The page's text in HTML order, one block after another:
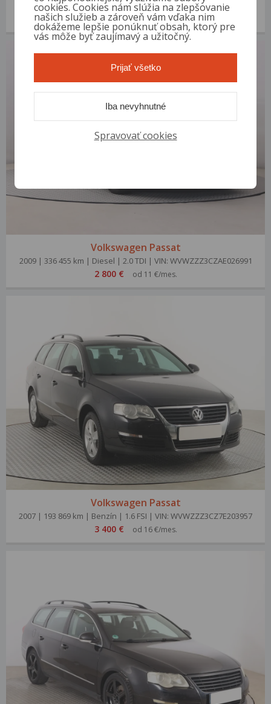
2006 | 253 868 km | Diesel | 2.0 TDI | VIN: WVWZZZ3CZ6P034163
3 000 € od 14 €/mes.
Volkswagen Passat
2009 | 336 455 km | Diesel | 2.0 TDI | VIN: WVWZZZ3CZAE026991
2 800 € od 11 €/mes.
Volkswagen Passat
2007 | 193 869 km | Benzín | 1.6 FSI | VIN: WVWZZZ3CZ7E203957
3 400 € od 16 €/mes.
cookies. Cookies nám slúžia na zlepšovanie
našich služieb a zároveň vám vďaka nim
dokážeme lepšie ponúknuť obsah, ktorý pre
vás môže byť zaujímavý a užitočný.
Spravovať cookies
Iba nevyhnutné
Prijať všetko